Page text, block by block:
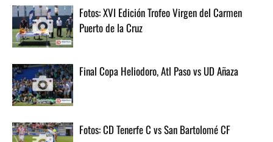
Fotos: XVI Edición Trofeo Virgen del Carmen
Puerto de la Cruz
Final Copa Heliodoro, Atl Paso vs UD Añaza
Fotos: CD Tenerfe C vs San Bartolomé CF